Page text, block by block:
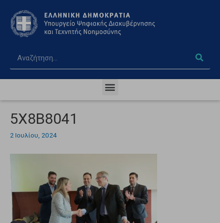
5X8B8041
2 Ιουλίου, 2024